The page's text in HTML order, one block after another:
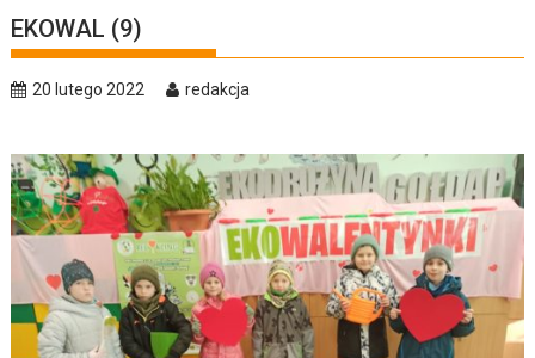
EKOWAL (9)
20 lutego 2022 redakcja